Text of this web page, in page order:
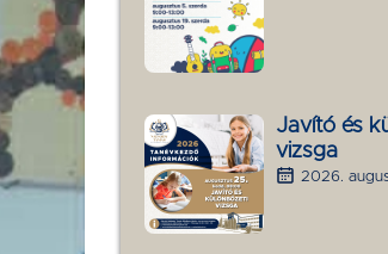
Javító és
vizsga
2026.